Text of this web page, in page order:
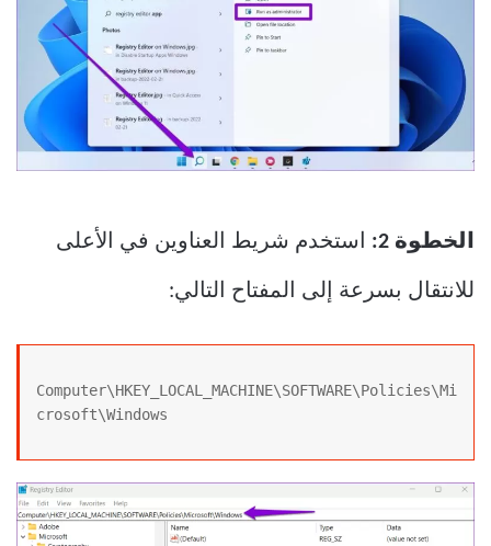
الخطوة 2: استخدم شريط العناوين في الأعلى
للانتقال بسرعة إلى المفتاح التالي:
Computer\HKEY_LOCAL_MACHINE\SOFTWARE\Policies\Mi
crosoft\Windows